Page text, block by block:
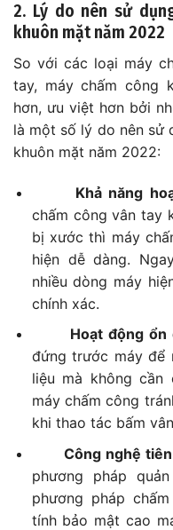
2. Lý do nên sử
khuôn mặt năm 2022
So với các loại máy
tay, máy chấm công
hơn, ưu việt hơn bởi
là một số lý do nên sử
khuôn mặt năm 2022:
Khả năng
chấm công vân tay
bị xước thì máy
hiện dễ dàng.
nhiều dòng máy
chính xác.
Hoạt động
đứng trước máy để
liệu mà không cần
máy chấm công
khi thao tác bấm
Công nghệ
phương pháp
phương pháp
tính bảo mật cao